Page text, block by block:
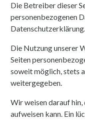
Die Betreiber dieser
personenbezogenen
Datenschutzerklärung.
Die Nutzung unserer
Seiten
soweit möglich, stets
weitergegeben.
Wir weisen darauf
aufweisen kann. Ein